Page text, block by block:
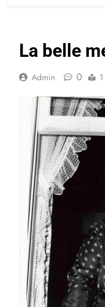
La belle
Admin 0